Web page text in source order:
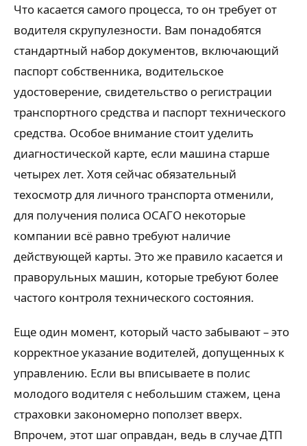
Что касается самого процесса, то он требует от
водителя скрупулезности. Вам понадобятся
стандартный набор документов, включающий
паспорт собственника, водительское
удостоверение, свидетельство о регистрации
транспортного средства и паспорт технического
средства. Особое внимание стоит уделить
диагностической карте, если машина старше
четырех лет. Хотя сейчас обязательный
техосмотр для личного транспорта отменили,
для получения полиса ОСАГО некоторые
компании всё равно требуют наличие
действующей карты. Это же правило касается и
праворульных машин, которые требуют более
частого контроля технического состояния.
Еще один момент, который часто забывают – это
корректное указание водителей, допущенных к
управлению. Если вы вписываете в полис
молодого водителя с небольшим стажем, цена
страховки закономерно поползет вверх.
Впрочем, этот шаг оправдан, ведь в случае ДТП